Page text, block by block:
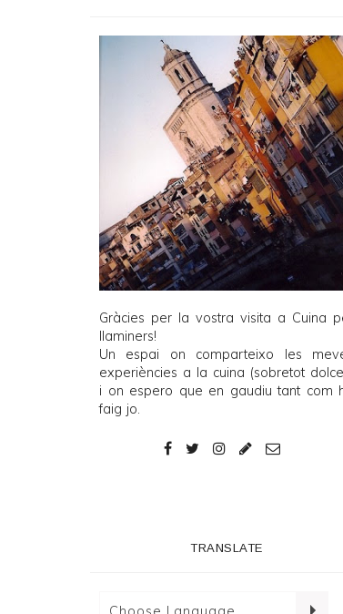
Gràcies per la vostra visita a Cuina
llaminers!
Un espai on comparteixo les
experiències a la cuina (sobretot
i on espero que en gaudiu tant com
faig jo.
TRANSLATE